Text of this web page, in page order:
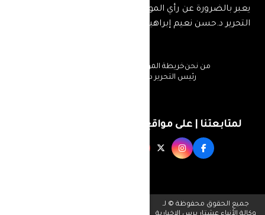
يعبر بالضرورة عن رأي الموقع إنما عن رأي كاتبها ... رئيس
التحرير د.حسن نعيم إبراهيم
من نحنخريطة الموقع
رئيس التحرير د.حسن نعيم إبراهيم
لمتابعتنا | على مواقع التواصل الإجتماعي
جميع الحقوق محفوظة © لـ